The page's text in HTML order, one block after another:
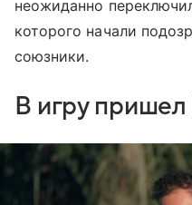
неожиданно
которого начали
союзники.
В игру